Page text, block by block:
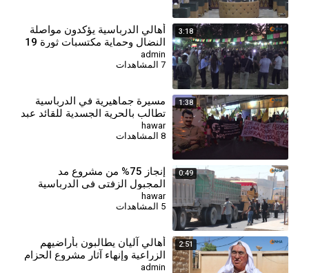
3:18
أهالي الدرباسية يؤكدون مواصلة
النضال وحماية مكتسبات ثورة 19
تموز
admin
7 المشاهدات
1:38
مسيرة جماهيرية في الدرباسية
تطالب بالحرية الجسدية للقائد عبد
الله أوجلان
hawar
8 المشاهدات
0:49
إنجاز 75% من مشروع مد
المجبول الزفتي في الدرباسية
hawar
5 المشاهدات
2:51
أهالي آليان يطالبون بأراضيهم
الزراعية وإنهاء آثار مشروع الحزام
العربي
admin